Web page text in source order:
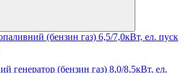
(бензин газ) 6,5/7,0кВт, ел. пуск